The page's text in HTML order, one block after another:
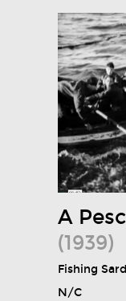
A
(1939)
Fishing
N/C